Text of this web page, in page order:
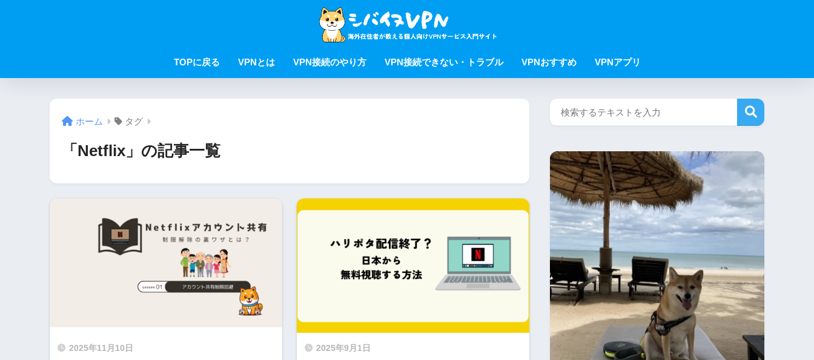
TOPに戻る VPNとは VPN接続のやり方 VPN接続できない・トラブル VPNおすすめ VPNアプリ
ホーム タグ
「Netflix」の記事一覧
2025年11月10日 2025年9月1日